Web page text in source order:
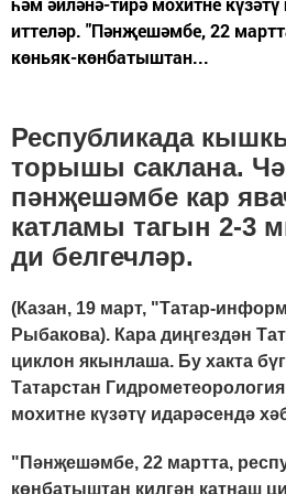
иттеләр. "Пәнҗешәмбе, 22
көньяк-көнбатыштан...
Республикада
торышы саклана.
пәнҗешәмбе кар
катламы тагын 2-3
ди белгечләр.
(Казан, 19 март, "Татар-
Рыбакова). Кара диңгездән
циклон якынлаша. Бу хакта
Татарстан
мохитне күзәтү идарәсендә
"Пәнҗешәмбе, 22 мартта,
көнбатыштан килгән катнаш